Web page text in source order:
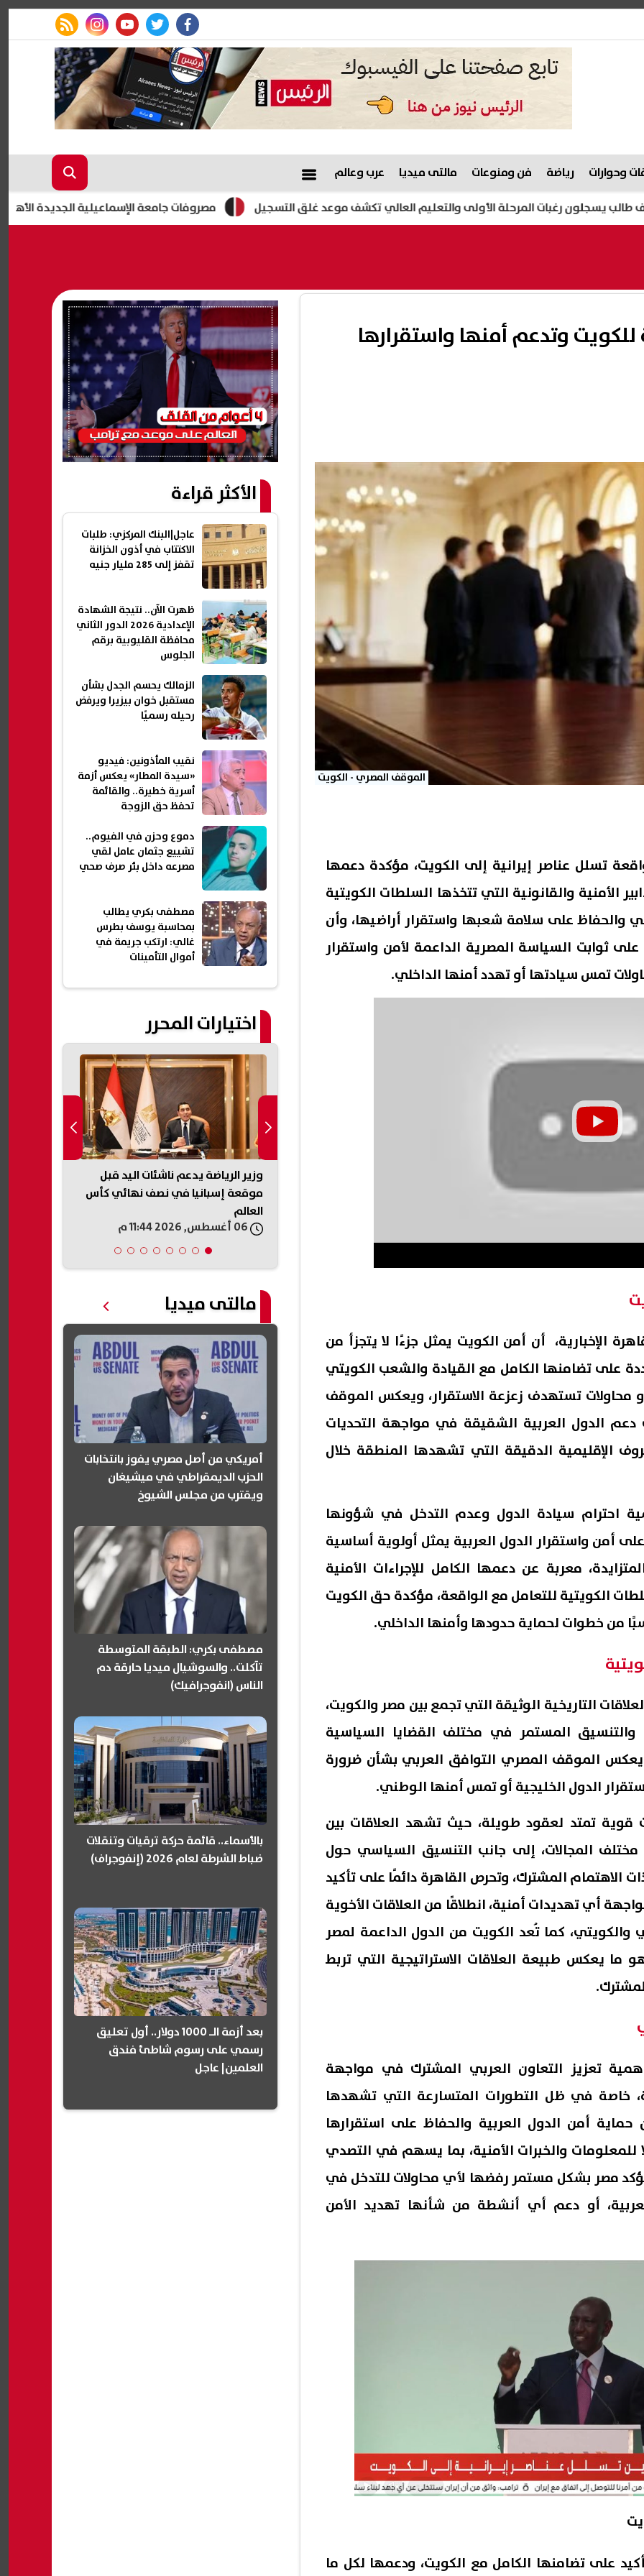
facebook
twitter
youtube
instagram
rss feed
وحوارات رياضة فن ومنوعات مالتى ميديا عرب وعالم
مصروفات جامعة الإسماعيلية الجديدة الأهلية 2026-2027
وتدعم أمنها واستقرارها
الموقف المصري - الكويت
تسلل عناصر إيرانية إلى الكويت، مؤكدة دعمها
الأمنية والقانونية التي تتخذها السلطات الكويتية
والحفاظ على سلامة شعبها واستقرار أراضيها، وأن
ثوابت السياسة المصرية الداعمة لأمن واستقرار
تمس سيادتها أو تهدد أمنها الداخلي.
الإخبارية، أن أمن الكويت يمثل جزءًا لا يتجزأ من
على تضامنها الكامل مع القيادة والشعب الكويتي
تستهدف زعزعة الاستقرار، ويعكس الموقف
الدول العربية الشقيقة في مواجهة التحديات
الإقليمية الدقيقة التي تشهدها المنطقة خلال
احترام سيادة الدول وعدم التدخل في شؤونها
أمن واستقرار الدول العربية يمثل أولوية أساسية
معربة عن دعمها الكامل للإجراءات الأمنية
الكويتية للتعامل مع الواقعة، مؤكدة حق الكويت
من خطوات لحماية حدودها وأمنها الداخلي.
التاريخية الوثيقة التي تجمع بين مصر والكويت،
المستمر في مختلف القضايا السياسية
يعكس الموقف المصري التوافق العربي بشأن ضرورة
الدول الخليجية أو تمس أمنها الوطني.
قوية تمتد لعقود طويلة، حيث تشهد العلاقات بين
مختلف المجالات، إلى جانب التنسيق السياسي حول
الاهتمام المشترك، وتحرص القاهرة دائمًا على تأكيد
أي تهديدات أمنية، انطلاقًا من العلاقات الأخوية
كما تُعد الكويت من الدول الداعمة لمصر
ما يعكس طبيعة العلاقات الاستراتيجية التي تربط
تعزيز التعاون العربي المشترك في مواجهة
خاصة في ظل التطورات المتسارعة التي تشهدها
حماية أمن الدول العربية والحفاظ على استقرارها
للمعلومات والخبرات الأمنية، بما يسهم في التصدي
مصر بشكل مستمر رفضها لأي محاولات للتدخل في
أو دعم أي أنشطة من شأنها تهديد الأمن
على تضامنها الكامل مع الكويت، ودعمها لكل ما
الأكثر قراءة
عاجل|البنك المركزي: طلبات
الاكتتاب في أذون الخزانة
تقفز إلى 285 مليار جنيه
ظهرت الآن.. نتيجة الشهادة
الإعدادية 2026 الدور الثاني
محافظة القليوبية برقم
الجلوس
الزمالك يحسم الجدل بشأن
مستقبل خوان بيزيرا ويرفض
رحيله رسميًا
نقيب المأذونين: فيديو
«سيدة المطار» يعكس أزمة
أسرية خطيرة.. والقائمة
تحفظ حق الزوجة
دموع وحزن في الفيوم..
تشييع جثمان عامل لقي
مصرعه داخل بئر صرف صحي
مصطفى بكري يطالب
بمحاسبة يوسف بطرس
غالي: ارتكب جريمة في
أموال التأمينات
اختيارات المحرر
يحسم الجدل بشأن مستقبل
ويرفض رحيله رسميًا
وزير الرياضة يدعم ناشئات اليد قبل
موقعة إسبانيا في نصف نهائي كأس
العالم
مالتى ميديا
أمريكي من أصل مصري يفوز بانتخابات
الحزب الديمقراطي في ميشيغان
ويقترب من مجلس الشيوخ
مصطفى بكري: الطبقة المتوسطة
تآكلت.. والسوشيال ميديا حارقة دم
الناس (انفوجرافيك)
بالأسماء.. قائمة حركة ترقيات وتنقلات
ضباط الشرطة لعام 2026 (إنفوجراف)
بعد أزمة الـ 1000 دولار.. أول تعليق
رسمي على رسوم شاطئ فندق
العلمين| عاجل